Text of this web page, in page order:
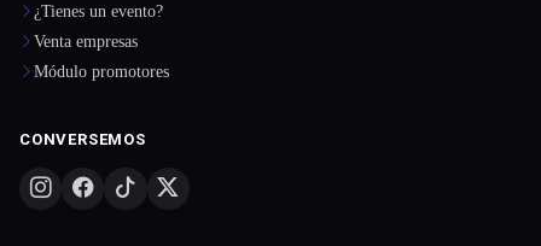
¿Tienes un evento?
Venta empresas
Módulo promotores
CONVERSEMOS